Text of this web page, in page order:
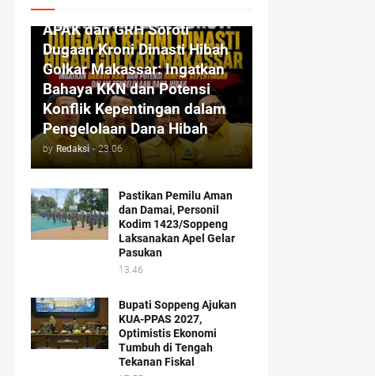
APAK dan GRH Soroti
Dugaan Kroni Dinasti Hibah
Golkar Makassar: Ingatkan
Bahaya KKN dan Potensi
Konflik Kepentingan dalam
Pengelolaan Dana Hibah
by Redaksi - 23.06
Pastikan Pemilu Aman
dan Damai, Personil
Kodim 1423/Soppeng
Laksanakan Apel Gelar
Pasukan
13.46
Bupati Soppeng Ajukan
KUA-PPAS 2027,
Optimistis Ekonomi
Tumbuh di Tengah
Tekanan Fiskal